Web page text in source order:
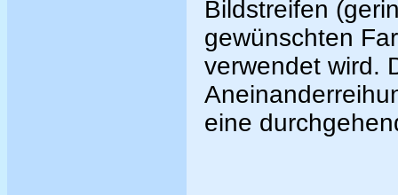
Bildstreifen
gewünschten
verwendet wird.
eine